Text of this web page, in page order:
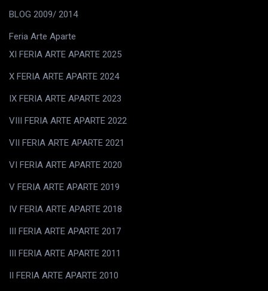
BLOG 2009/ 2014
Feria Arte Aparte
XI FERIA ARTE APARTE 2025
X FERIA ARTE APARTE 2024
IX FERIA ARTE APARTE 2023
VIII FERIA ARTE APARTE 2022
VII FERIA ARTE APARTE 2021
VI FERIA ARTE APARTE 2020
V FERIA ARTE APARTE 2019
IV FERIA ARTE APARTE 2018
III FERIA ARTE APARTE 2017
III FERIA ARTE APARTE 2011
II FERIA ARTE APARTE 2010